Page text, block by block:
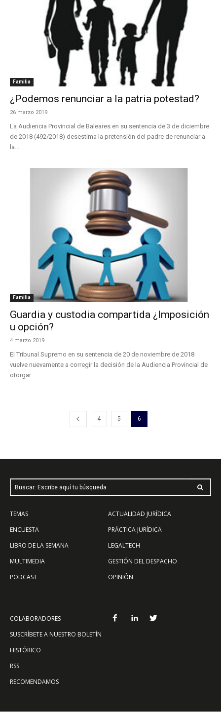
Familia
¿Podemos renunciar a la patria potestad?
26 marzo 2019
La Audiencia Provincial de Baleares en su sentencia de 3 de diciembre
de 2018 (492/2018) desestima la pretensión del padre de renunciar a
la...
Familia
Guardia y custodia compartida ¿Imposición
u opción?
4 marzo 2019
El Tribunal Supremo en su sentencia de 20 de noviembre de 2018
vuelve nuevamente a corregir la decisión de la Audiencia Provincial de
otorgar...
4 5 6
Buscar: Escribe aquí tu búsqueda
TEMAS
ENCUESTA
LIBRO DE LA SEMANA
MULTIMEDIA
PODCAST
ACTUALIDAD JURÍDICA
PRÁCTICA JURÍDICA
LEGALTECH
GESTIÓN DEL DESPACHO
OPINIÓN
COLABORADORES
SUSCRÍBETE A NUESTRO BOLETÍN
HISTÓRICO
RSS
RECOMENDAMOS